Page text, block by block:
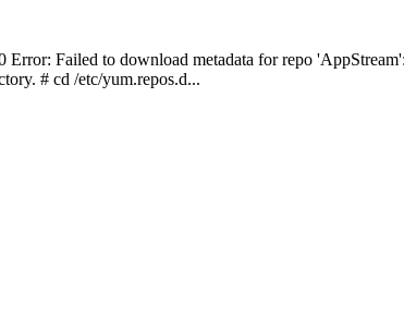
Failed to download metadata for repo
# cd /etc/yum.repos.d...